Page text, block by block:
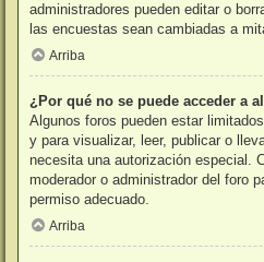
administradores pueden editar o
las encuestas sean cambiadas a
Arriba
¿Por qué no se puede acceder a
Algunos foros pueden estar
y para visualizar, leer, publicar o
necesita una autorización especial.
moderador o administrador del foro
permiso adecuado.
Arriba